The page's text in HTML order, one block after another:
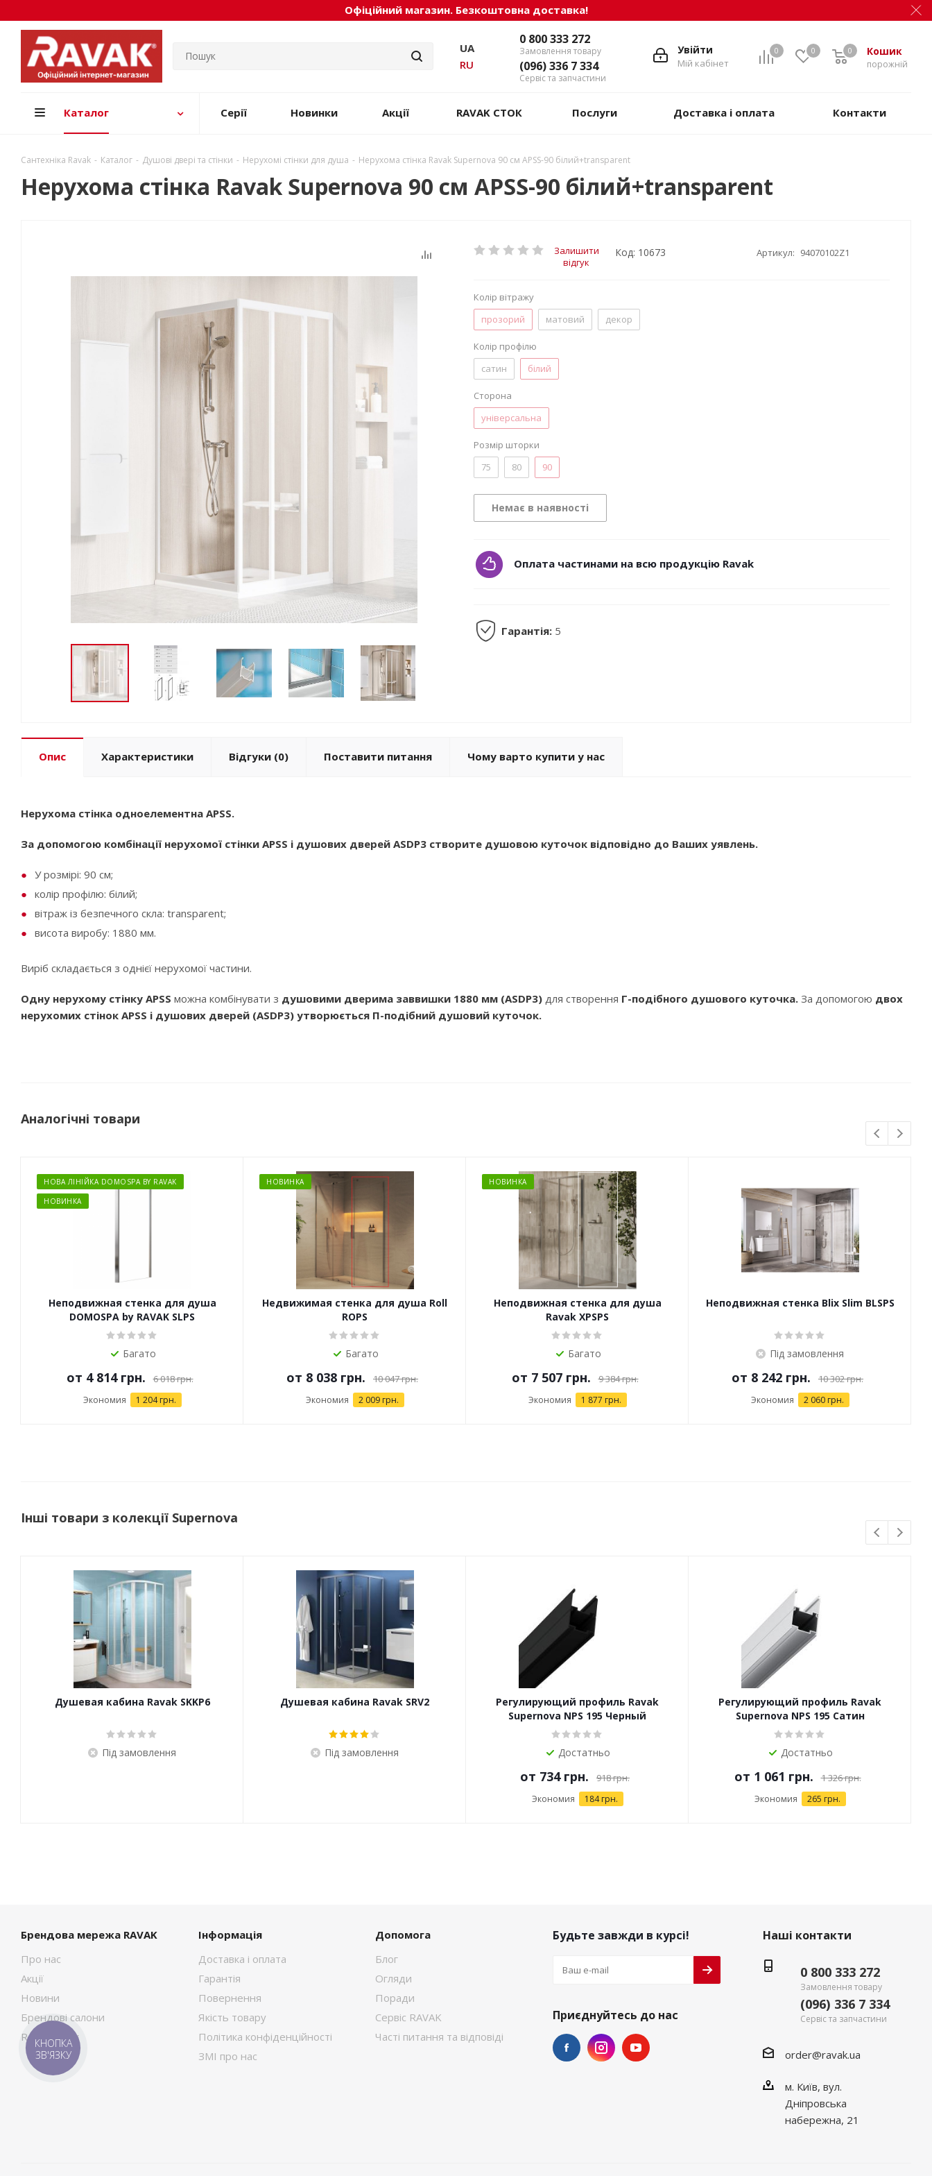
Офіційний магазин. Безкоштовна доставка!
0 0 Кошик
порожній
0
Увійти
Мій кабінет
0 800 333 272
Замовлення товару
(096) 336 7 334
Сервіс та запчастини
UA
RU
Каталог Серії Новинки Акції RAVAK СТОК Послуги Доставка і оплата Контакти
Сантехніка Ravak - Каталог - Душові двері та стінки - Нерухомі стінки для душа - Нерухома стінка Ravak Supernova 90 см APSS-90 білий+transparent
Нерухома стінка Ravak Supernova 90 см APSS-90 білий+transparent
Залишити
відгук
Код: 10673 Артикул: 94070102Z1
Колір вітражу
прозорий
матовий декор
Колір профілю
сатин
білий
Сторона
універсальна
Розмір шторки
75
80 90
Немає в наявності
Оплата частинами на всю продукцію Ravak
Гарантія: 5
Опис Характеристики Відгуки (0) Поставити питання Чому варто купити у нас
Нерухома стінка одноелементна APSS.
За допомогою комбінації нерухомої стінки APSS і душових дверей ASDP3 створите душовою куточок відповідно до Ваших уявлень.
У розмірі: 90 см;
колір профілю: білий;
вітраж із безпечного скла: transparent;
висота виробу: 1880 мм.
Виріб складається з однієї нерухомої частини.
Одну нерухому стінку APSS можна комбінувати з душовими дверима заввишки 1880 мм (ASDP3) для створення Г-подібного душового куточка. За допомогою двох
нерухомих стінок APSS і душових дверей (ASDP3) утворюється П-подібний душовий куточок.
Аналогічні товари
НОВА ЛІНІЙКА DOMOSPA BY RAVAK
НОВИНКА
Неподвижная стенка для душа
DOMOSPA by RAVAK SLPS
Багато
от 4 814 грн. 6 018 грн.
Экономия 1 204 грн.
НОВИНКА
Недвижимая стенка для душа Roll
ROPS
Багато
от 8 038 грн. 10 047 грн.
Экономия 2 009 грн.
НОВИНКА
Неподвижная стенка для душа
Ravak XPSPS
Багато
от 7 507 грн. 9 384 грн.
Экономия 1 877 грн.
Неподвижная стенка Blix Slim BLSPS
Під замовлення
от 8 242 грн. 10 302 грн.
Экономия 2 060 грн.
Інші товари з колекції Supernova
Душевая кабина Ravak SKKP6
Під замовлення
Душевая кабина Ravak SRV2
Під замовлення
Регулирующий профиль Ravak
Supernova NPS 195 Черный
Достатньо
от 734 грн. 918 грн.
Экономия 184 грн.
Регулирующий профиль Ravak
Supernova NPS 195 Сатин
Достатньо
от 1 061 грн. 1 326 грн.
Экономия 265 грн.
Брендова мережа RAVAK
Про нас
Акції
Новини
Брендові салони
RAVAK Сток
Інформація
Доставка і оплата
Гарантія
Повернення
Якість товару
Політика конфіденційності
ЗМІ про нас
Допомога
Блог
Огляди
Поради
Сервіс RAVAK
Часті питання та відповіді
Будьте завжди в курсі!
Приєднуйтесь до нас
Наші контакти
0 800 333 272
Замовлення товару
(096) 336 7 334
Сервіс та запчастини
order@ravak.ua
м. Київ, вул.
Дніпровська
набережна, 21
КНОПКА
ЗВ'ЯЗКУ